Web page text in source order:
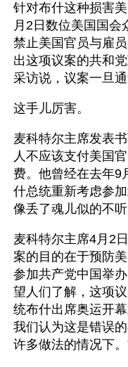
针对布什这种损害
月2日数位美国国会
禁止美国官员与雇
出这项议案的共和
采访说，议案一旦
这手儿厉害。
麦科特尔主席发表
人不应该支付美国
费。他曾经在去年9
什总统重新考虑参
像丢了魂儿似的不听
麦科特尔主席4月2
案的目的在于预防
参加共产党中国举
望人们了解，这项
统布什出席奥运开
我们认为这是错误
许多做法的情况下。